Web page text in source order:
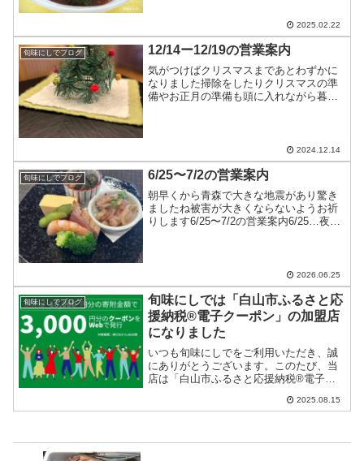
てお出かけ下さいね今日は天然鰤生鯨生
鮪大羽イワシカニクリー...
2025.02.22
旬味にしでブログ 12/14ー12/19の営業案内
気がつけばクリスマスまであとわずかに
なりました掃除をしたりクリスマスの準
備やお正月の準備も頭に入れながら暮ら
2024.12.14
旬味にしでブログ 6/25〜7/2の営業案内
朝早くから青森で大きな地震があり驚き
ましたね被害が大きくならないようお祈
りします6/25〜7/2の営業案内6/25…夜の
2026.06.25
旬味にしでブログ
旬味にしでは「白山市ふるさと応
援納税®電子クーポン」の加盟店
になりました
いつも旬味にしでをご利用いただき、誠
にありがとうございます。このたび、当
店は「白山市ふるさと応援納税®電子ク
さと納税ってよく聞くけど、なんだか難
2025.08.15